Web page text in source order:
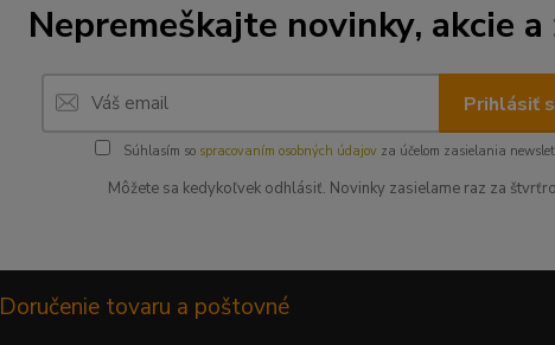
Nepremeškajte novinky, akcie
Prihlásiť
Súhlasím so spracovaním osobných údajovza účelom zasielania
Môžete sa kedykoľvek odhlásiť. Novinky zasielame raz za
Doručenie tovaru a poštovné